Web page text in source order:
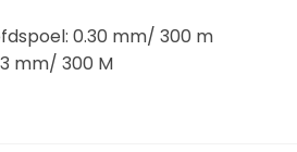
0.30 mm/ 300 m
mm/ 300 M